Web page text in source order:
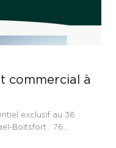
commercial à
exclusif au 36
Boitsfort : 76